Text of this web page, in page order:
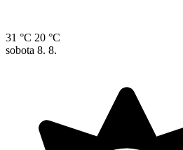
31 °C 20 °C
sobota 8. 8.